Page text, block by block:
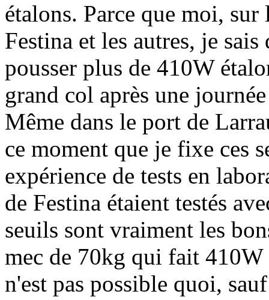
étalons. Parce que moi,
Festina et les autres, je
pousser plus de 410W
grand col après une
Même dans le port de
ce moment que je fixe ces
expérience de tests en
de Festina étaient testés
seuils sont vraiment les
mec de 70kg qui fait 410W
n'est pas possible quoi,